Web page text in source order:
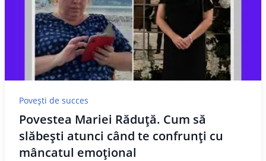
Povești de succes
Povestea Mariei Răduță. Cum să
slăbești atunci când te confrunți cu
mâncatul emoțional